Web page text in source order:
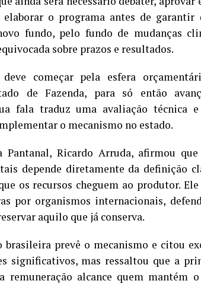
elaborar o programa antes de garantir
fundo, pelo fundo de mudanças
sobre prazos e resultados.
começar pela esfera
de Fazenda, para só então
fala traduz uma avaliação técnica
o mecanismo no estado.
Pantanal, Ricardo Arruda, afirmou
depende diretamente da definição
os recursos cheguem ao produtor.
por organismos internacionais,
aquilo que já conserva.
prevê o mecanismo e citou
significativos, mas ressaltou que a
remuneração alcance quem mantém